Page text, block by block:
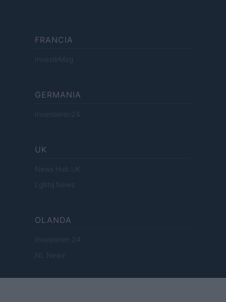
FRANCIA
InvestirMag
GERMANIA
Investieren24
UK
News Hub UK
Lgbtq News
OLANDA
Investeren 24
NL Newz